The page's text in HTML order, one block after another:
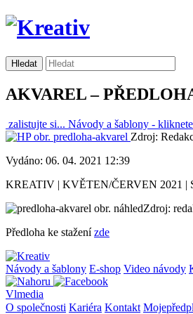
AKVAREL –
zalistujte si... Návody a šablony -
Zdroj:
Vydáno: 06. 04. 2021 12:39
KREATIV | KVĚTEN/ČERVEN 2021 |
Zdroj:
Předloha ke staženízde
Návody a šablony E-shop Video návody
Vlmedia
O společnosti Kariéra Kontakt